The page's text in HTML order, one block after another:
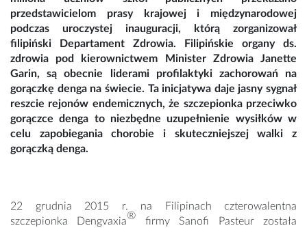
przedstawicielom prasy krajowej i międzynarodowej
podczas uroczystej inauguracji, którą zorganizował
filipiński Departament Zdrowia. Filipińskie organy ds.
zdrowia pod kierownictwem Minister Zdrowia Janette
Garin, są obecnie liderami profilaktyki zachorowań na
gorączkę denga na świecie. Ta inicjatywa daje jasny sygnał
reszcie rejonów endemicznych, że szczepionka przeciwko
gorączce denga to niezbędne uzupełnienie wysiłków w
celu zapobiegania chorobie i skuteczniejszej walki z
gorączką denga.
22 grudnia 2015 r. na Filipinach czterowalentna
szczepionka Dengvaxia® firmy Sanofi Pasteur została